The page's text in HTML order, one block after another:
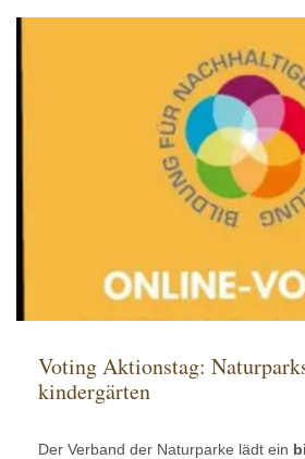
Voting Aktionstag:
kindergärten
Der Verband der Naturparke lädt ein